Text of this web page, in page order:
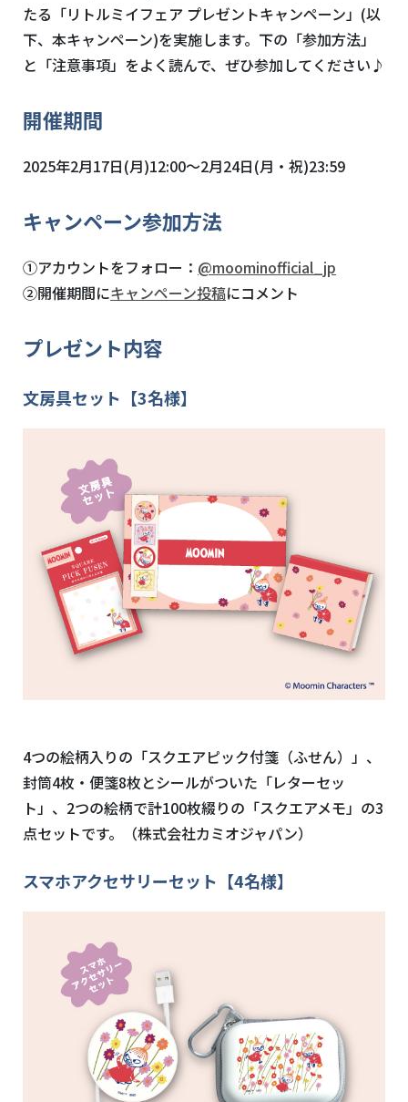
たる「リトルミイフェア プレゼントキャンペーン」(以
下、本キャンペーン)を実施します。下の「参加方法」
と「注意事項」をよく読んで、ぜひ参加してください♪
開催期間
2025年2月17日(月)12:00～2月24日(月・祝)23:59
キャンペーン参加方法
①アカウントをフォロー： @moominofficial_jp
②開催期間にキャンペーン投稿にコメント
プレゼント内容
文房具セット【3名様】
4つの絵柄入りの「スクエアピック付箋（ふせん）」、
封筒4枚・便箋8枚とシールがついた「レターセッ
ト」、2つの絵柄で計100枚綴りの「スクエアメモ」の3
点セットです。（株式会社カミオジャパン）
スマホアクセサリーセット【4名様】